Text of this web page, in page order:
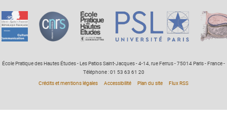
École Pratique des Hautes Études - Les Patios Saint-Jacques - 4-14, rue Ferrus - 75014 Paris - France -
Téléphone : 01 53 63 61 20
Crédits et mentions légales
Accessibilité Plan du site Flux RSS